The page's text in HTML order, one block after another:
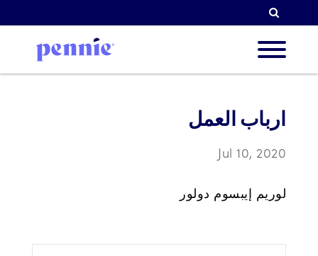
نحن
أولوياتنا
ارباب العمل
Jul 10, 2020
لوريم إيبسوم دولور